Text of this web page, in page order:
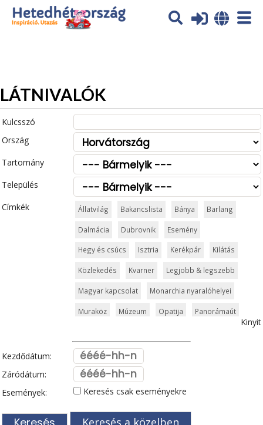
Az oldal sütiket (cookies) használ. További tájékoztatás itt:
Adatvédelmi tájékoztató
LÁTNIVALÓK
Kulcsszó
Ország
Tartomány
Település
Címkék
Állatvilág Bakancslista Bánya Barlang
Dalmácia Dubrovnik Esemény
Hegy és csúcs Isztria Kerékpár Kilátás
Közlekedés Kvarner Legjobb & legszebb
Magyar kapcsolat Monarchia nyaralóhelyei
Muraköz Múzeum Opatija Panorámaút
Szabadidőpark Szigetek
Templom és kolostor
Tengerparti üdülőhely Természeti szépség
Vár és kastély Városkalauzok
Kinyit
Kezdődátum:
Záródátum:
Események:
Keresés csak eseményekre
Keresés a közelben